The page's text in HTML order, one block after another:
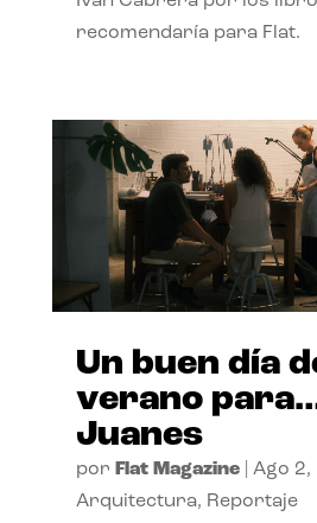
recomendaría para Flat.
Un buen día
verano
Juanes
por Flat Magazine| Ago 2,
Arquitectura, Reportaje